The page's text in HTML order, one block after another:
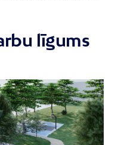
līgums